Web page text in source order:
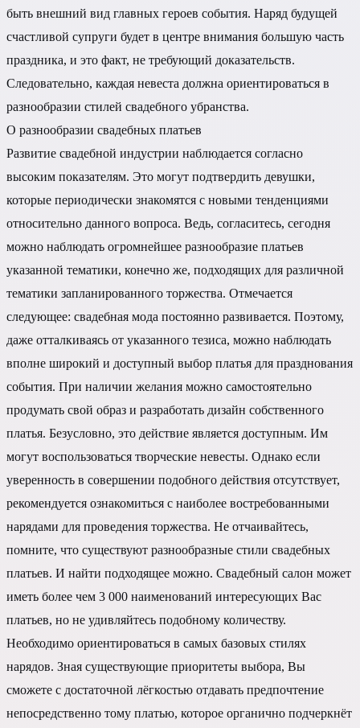
быть внешний вид главных героев события. Наряд будущей
счастливой супруги будет в центре внимания большую часть
праздника, и это факт, не требующий доказательств.
Следовательно, каждая невеста должна ориентироваться в
разнообразии стилей свадебного убранства.
О разнообразии свадебных платьев
Развитие свадебной индустрии наблюдается согласно
высоким показателям. Это могут подтвердить девушки,
которые периодически знакомятся с новыми тенденциями
относительно данного вопроса. Ведь, согласитесь, сегодня
можно наблюдать огромнейшее разнообразие платьев
указанной тематики, конечно же, подходящих для различной
тематики запланированного торжества. Отмечается
следующее: свадебная мода постоянно развивается. Поэтому,
даже отталкиваясь от указанного тезиса, можно наблюдать
вполне широкий и доступный выбор платья для празднования
события. При наличии желания можно самостоятельно
продумать свой образ и разработать дизайн собственного
платья. Безусловно, это действие является доступным. Им
могут воспользоваться творческие невесты. Однако если
уверенность в совершении подобного действия отсутствует,
рекомендуется ознакомиться с наиболее востребованными
нарядами для проведения торжества. Не отчаивайтесь,
помните, что существуют разнообразные стили свадебных
платьев. И найти подходящее можно. Свадебный салон может
иметь более чем 3 000 наименований интересующих Вас
платьев, но не удивляйтесь подобному количеству.
Необходимо ориентироваться в самых базовых стилях
нарядов. Зная существующие приоритеты выбора, Вы
сможете с достаточной лёгкостью отдавать предпочтение
непосредственно тому платью, которое органично подчеркнёт